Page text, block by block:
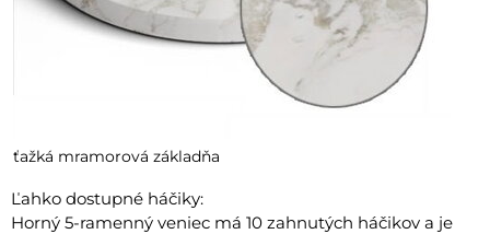
ťažká mramorová základňa
Ľahko dostupné háčiky:
Horný 5-ramenný veniec má 10 zahnutých háčikov a je